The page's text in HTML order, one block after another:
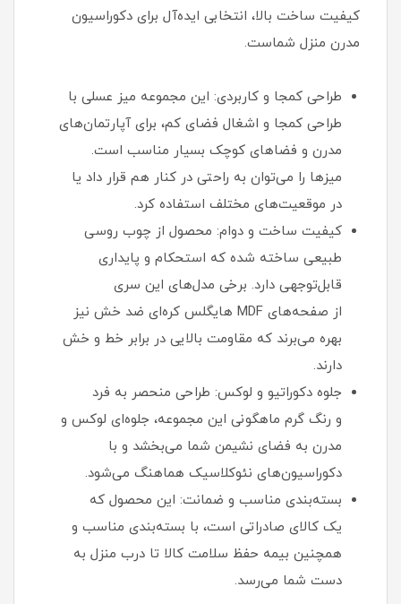
کیفیت ساخت بالا، انتخابی ایده‌آل برای دکوراسیون
مدرن منزل شماست.
طراحی کمجا و کاربردی: این مجموعه میز عسلی با
طراحی کمجا و اشغال فضای کم، برای آپارتمان‌های
مدرن و فضاهای کوچک بسیار مناسب است.
میزها را می‌توان به راحتی در کنار هم قرار داد یا
در موقعیت‌های مختلف استفاده کرد.
کیفیت ساخت و دوام: محصول از چوب روسی
طبیعی ساخته شده که استحکام و پایداری
قابل‌توجهی دارد. برخی مدل‌های این سری
از صفحه‌های MDF هایگلس کره‌ای ضد خش نیز
بهره می‌برند که مقاومت بالایی در برابر خط و خش
دارند.
جلوه دکوراتیو و لوکس: طراحی منحصر به فرد
و رنگ گرم ماهگونی این مجموعه، جلوه‌ای لوکس و
مدرن به فضای نشیمن شما می‌بخشد و با
دکوراسیون‌های نئوکلاسیک هماهنگ می‌شود.
بسته‌بندی مناسب و ضمانت: این محصول که
یک کالای صادراتی است، با بسته‌بندی مناسب و
همچنین بیمه حفظ سلامت کالا تا درب منزل به
دست شما می‌رسد.